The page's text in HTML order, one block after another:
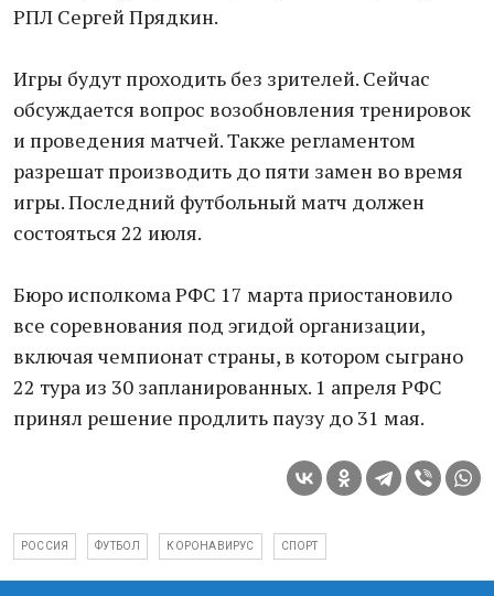
РПЛ Сергей Прядкин.
Игры будут проходить без зрителей. Сейчас
обсуждается вопрос возобновления тренировок
и проведения матчей. Также регламентом
разрешат производить до пяти замен во время
игры. Последний футбольный матч должен
состояться 22 июля.
Бюро исполкома РФС 17 марта приостановило
все соревнования под эгидой организации,
включая чемпионат страны, в котором сыграно
22 тура из 30 запланированных. 1 апреля РФС
принял решение продлить паузу до 31 мая.
РОССИЯ ФУТБОЛ КОРОНАВИРУС СПОРТ